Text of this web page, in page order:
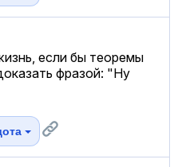
если бы теоремы
фразой: "Ну